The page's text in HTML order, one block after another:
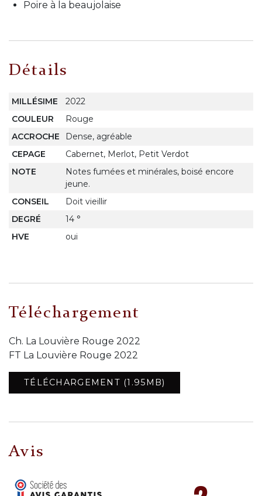
Poire à la beaujolaise
Détails
MILLÉSIME
2022
COULEUR
Rouge
ACCROCHE
Dense, agréable
CEPAGE
Cabernet, Merlot, Petit Verdot
NOTE
Notes fumées et minérales, boisé encore
jeune.
CONSEIL
Doit vieillir
DEGRÉ
14 °
HVE
oui
Téléchargement
Ch. La Louvière Rouge 2022
FT La Louvière Rouge 2022
TÉLÉCHARGEMENT (1.95MB)
Avis